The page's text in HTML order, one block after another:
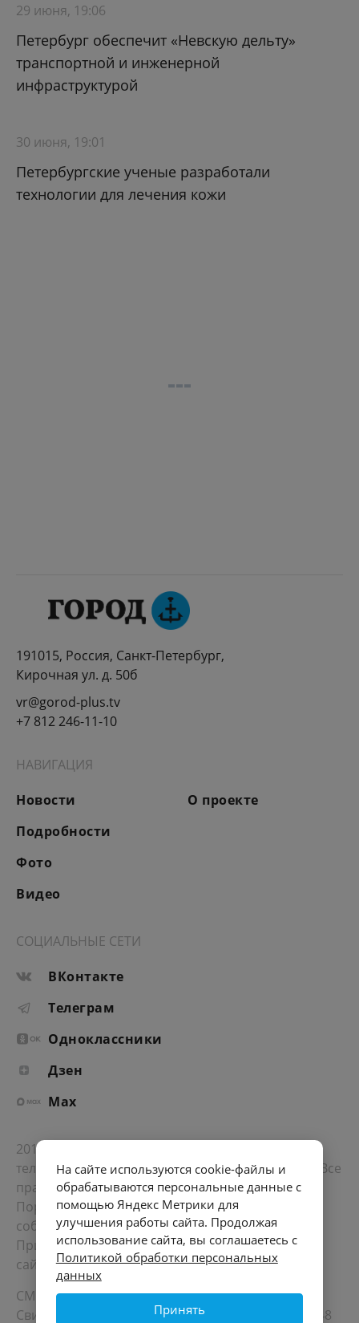
29 июня, 19:06
Петербург обеспечит «Невскую дельту»
транспортной и инженерной
инфраструктурой
30 июня, 19:01
Петербургские ученые разработали
технологии для лечения кожи
191015, Россия, Санкт-Петербург,
Кирочная ул. д. 50б
vr@gorod-plus.tv
+7 812 246-11-10
НАВИГАЦИЯ
Новости
Подробности
Фото
Видео
О проекте
СОЦИАЛЬНЫЕ СЕТИ
ВКонтакте
Телеграм
Одноклассники
Дзен
Max
2012-2026 © Портал «Электронное интернет-
телевидение правительства Санкт-Петербурга». Все
права защищены.
Портал Санкт-Петербурга- о его людях, жизни,
событиях, последних новостях.
При перепечатке материалов, прямая ссылка на
сайт обязательна. Возрастное ограничение 12+.
СМИ
Свидетельство Роскомнадзора ЭЛ № ФС 77 - 72748
На сайте используются cookie-файлы и
обрабатываются персональные данные с
помощью Яндекс Метрики для
улучшения работы сайта. Продолжая
использование сайта, вы соглашаетесь с
Политикой обработки персональных
данных
Принять